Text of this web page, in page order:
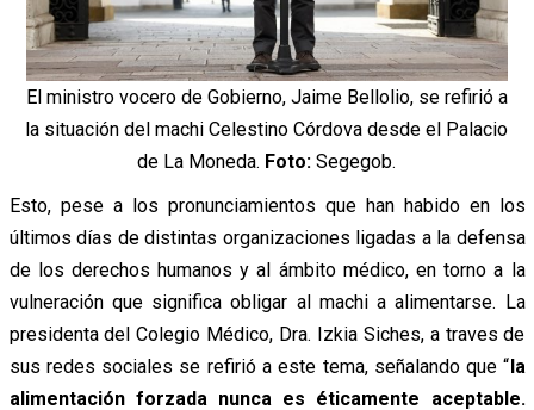
El ministro vocero de Gobierno, Jaime Bellolio, se refirió a
la situación del machi Celestino Córdova desde el Palacio
de La Moneda. Foto: Segegob.
Esto, pese a los pronunciamientos que han habido en los
últimos días de distintas organizaciones ligadas a la defensa
de los derechos humanos y al ámbito médico, en torno a la
vulneración que significa obligar al machi a alimentarse. La
presidenta del Colegio Médico, Dra. Izkia Siches, a traves de
sus redes sociales se refirió a este tema, señalando que “ la
alimentación forzada nunca es éticamente aceptable.